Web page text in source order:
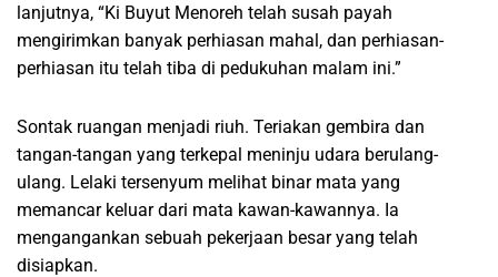
lanjutnya, “Ki Buyut Menoreh telah susah payah
mengirimkan banyak perhiasan mahal, dan perhiasan-
perhiasan itu telah tiba di pedukuhan malam ini.”
Sontak ruangan menjadi riuh. Teriakan gembira dan
tangan-tangan yang terkepal meninju udara berulang-
ulang. Lelaki tersenyum melihat binar mata yang
memancar keluar dari mata kawan-kawannya. Ia
mengangankan sebuah pekerjaan besar yang telah
disiapkan.